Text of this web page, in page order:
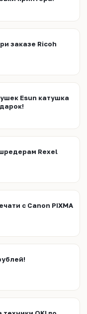
заказе Ricoh
Esun катушка
Rexel
с Canon PIXMA